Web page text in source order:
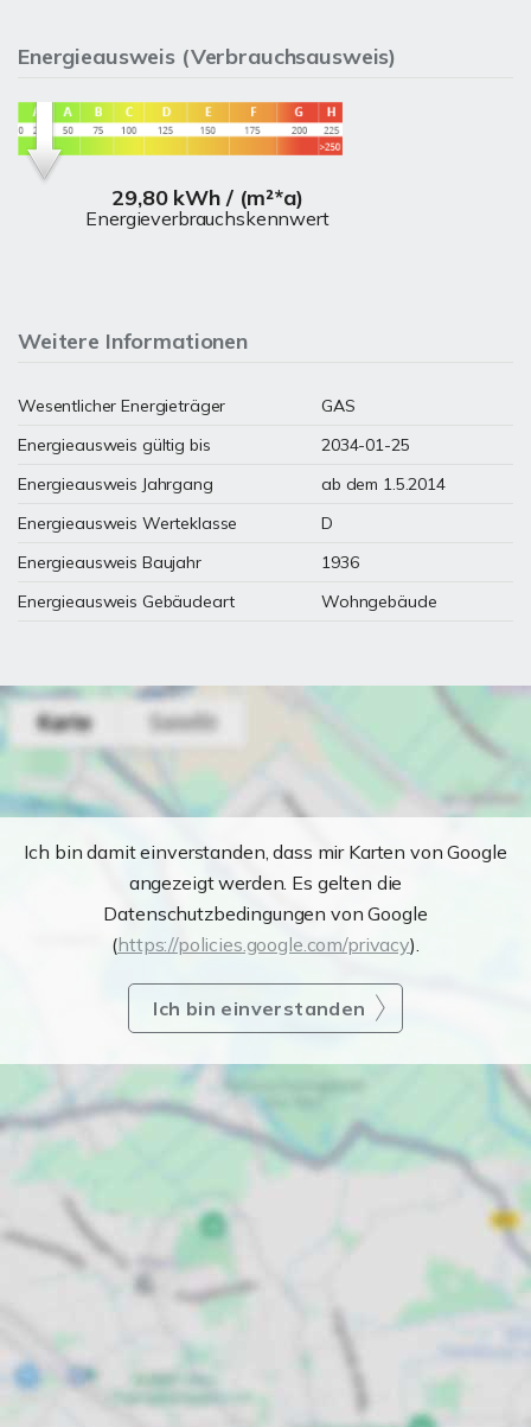
Energieausweis (Verbrauchsausweis)
29,80 kWh / (m²*a)
Energieverbrauchskennwert
Weitere Informationen
Wesentlicher Energieträger
GAS
Energieausweis gültig bis
2034-01-25
Energieausweis Jahrgang
ab dem 1.5.2014
Energieausweis Werteklasse
D
Energieausweis Baujahr
1936
Energieausweis Gebäudeart
Wohngebäude
Ich bin damit einverstanden, dass mir Karten von Google
angezeigt werden. Es gelten die
Datenschutzbedingungen von Google
(https://policies.google.com/privacy).
Ich bin einverstanden